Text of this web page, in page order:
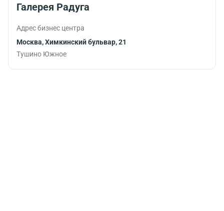
Галерея Радуга
Адрес бизнес центра
Москва, Химкинский бульвар, 21
Тушино Южное